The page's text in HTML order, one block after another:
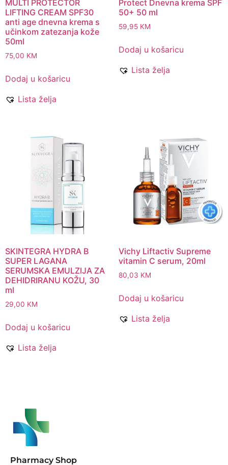
MULTI PROTECTOR
LIFTING CREAM SPF30
anti age dnevna krema s
učinkom zatezanja kože
50ml
75,00 KM
Dodaj u košaricu
Lista želja
Protect Dnevna krema SPF
50+ 50 ml
59,95 KM
Dodaj u košaricu
Lista želja
SKINTEGRA HYDRA B
SUPER LAGANA
SERUMSKA EMULZIJA ZA
DEHIDRIRANU KOŽU, 30
ml
29,00 KM
Dodaj u košaricu
Lista želja
Vichy Liftactiv Supreme
vitamin C serum, 20ml
80,03 KM
Dodaj u košaricu
Lista želja
Pharmacy Shop